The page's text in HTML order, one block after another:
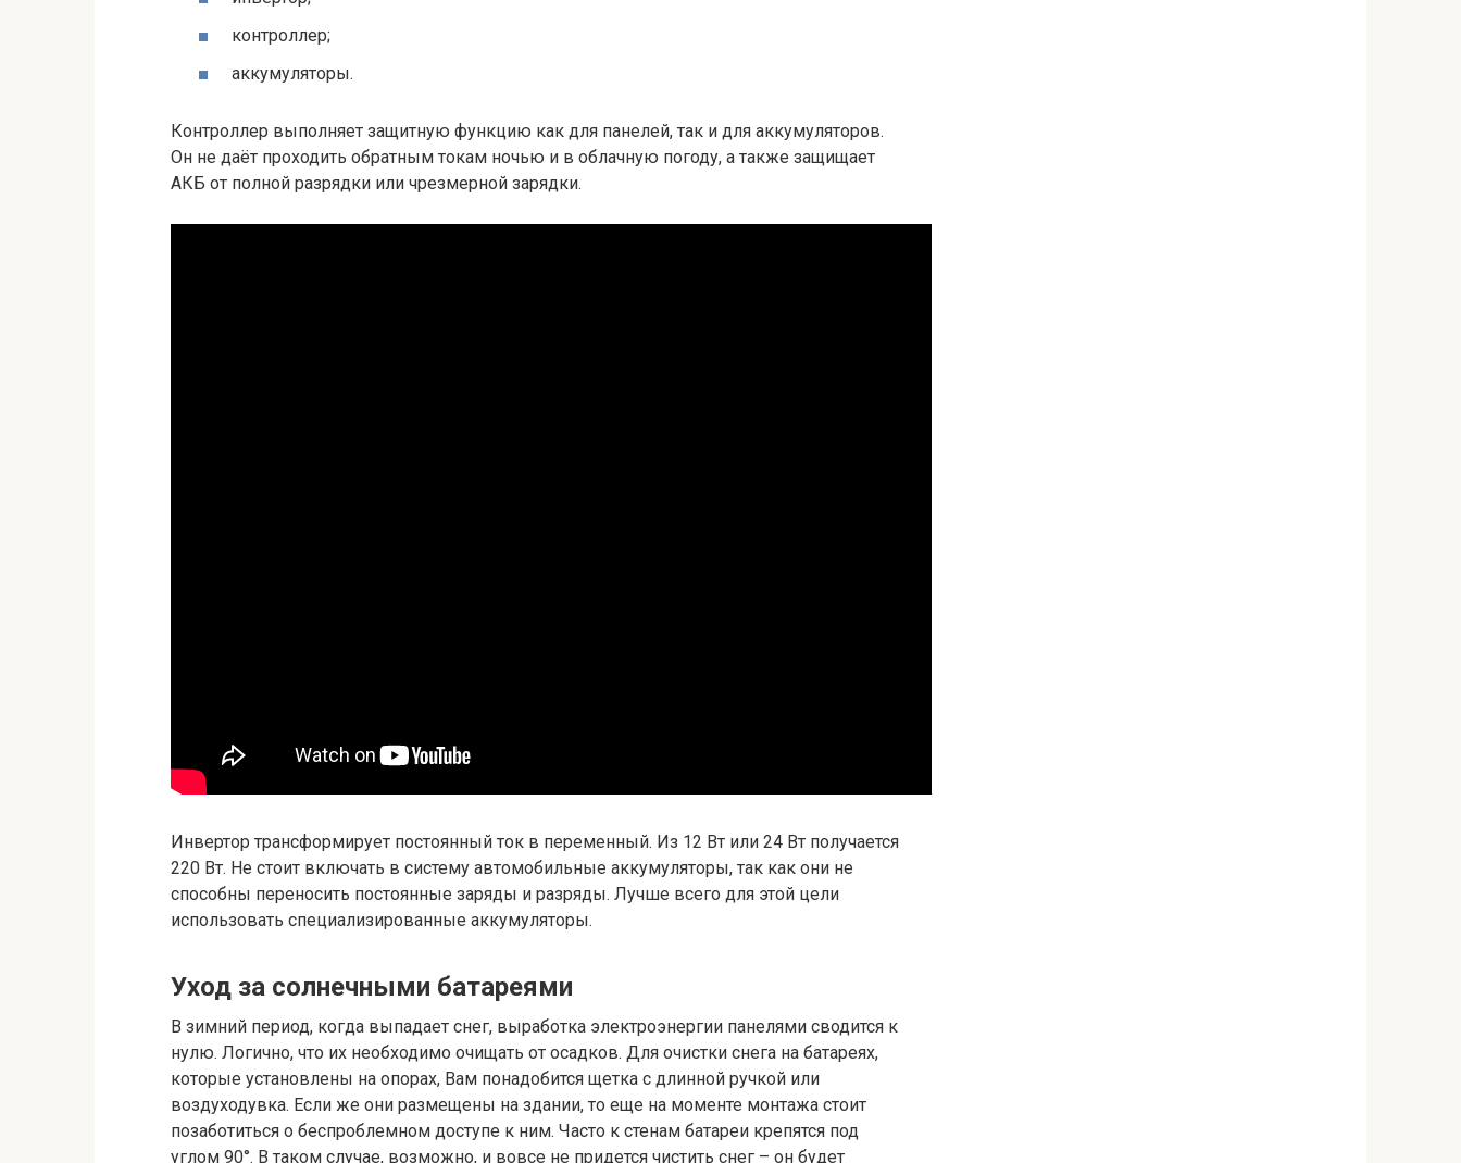
контроллер;
аккумуляторы.
Контроллер выполняет защитную функцию как для панелей, так и для аккумуляторов.
Он не даёт проходить обратным токам ночью и в облачную погоду, а также защищает
АКБ от полной разрядки или чрезмерной зарядки.
Инвертор трансформирует постоянный ток в переменный. Из 12 Вт или 24 Вт получается
220 Вт. Не стоит включать в систему автомобильные аккумуляторы, так как они не
способны переносить постоянные заряды и разряды. Лучше всего для этой цели
использовать специализированные аккумуляторы.
Уход за солнечными батареями
В зимний период, когда выпадает снег, выработка электроэнергии панелями сводится к
нулю. Логично, что их необходимо очищать от осадков. Для очистки снега на батареях,
которые установлены на опорах, Вам понадобится щетка с длинной ручкой или
воздуходувка. Если же они размещены на здании, то еще на моменте монтажа стоит
позаботиться о беспроблемном доступе к ним. Часто к стенам батареи крепятся под
углом 90°. В таком случае, возможно, и вовсе не придется чистить снег – он будет